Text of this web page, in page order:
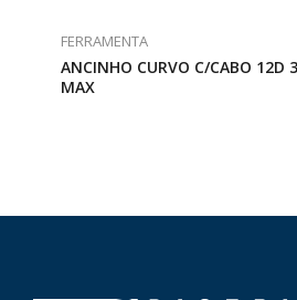
FERRAMENTA
ANCINHO CURVO C/CABO 12D
MAX